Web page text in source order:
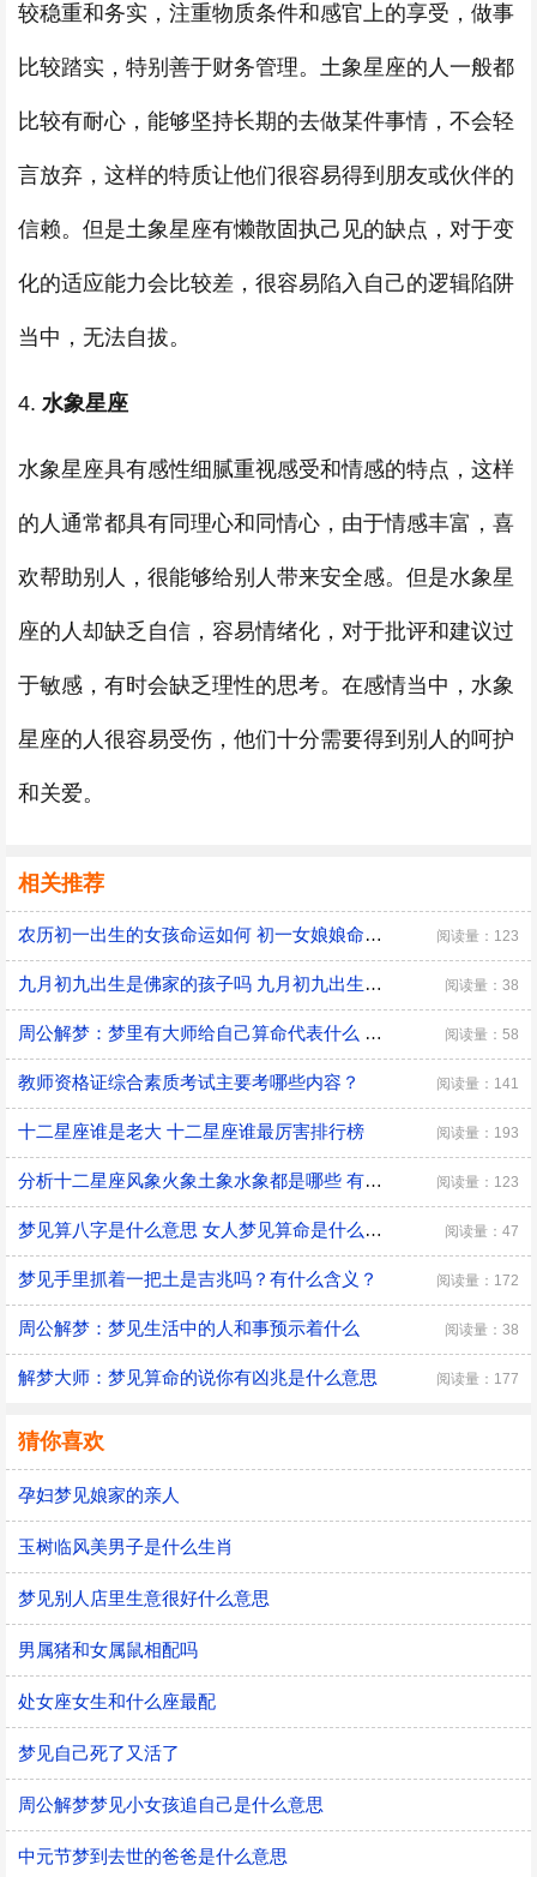
较稳重和务实，注重物质条件和感官上的享受，做事
比较踏实，特别善于财务管理。土象星座的人一般都
比较有耐心，能够坚持长期的去做某件事情，不会轻
言放弃，这样的特质让他们很容易得到朋友或伙伴的
信赖。但是土象星座有懒散固执己见的缺点，对于变
化的适应能力会比较差，很容易陷入自己的逻辑陷阱
当中，无法自拔。
4. 水象星座
水象星座具有感性细腻重视感受和情感的特点，这样
的人通常都具有同理心和同情心，由于情感丰富，喜
欢帮助别人，很能够给别人带来安全感。但是水象星
座的人却缺乏自信，容易情绪化，对于批评和建议过
于敏感，有时会缺乏理性的思考。在感情当中，水象
星座的人很容易受伤，他们十分需要得到别人的呵护
和关爱。
相关推荐
农历初一出生的女孩命运如何 初一女娘娘命什么意思 阅读量：123
九月初九出生是佛家的孩子吗 九月初九出生有什么说法 阅读量：38
周公解梦：梦里有大师给自己算命代表什么 是好兆头吗？ 阅读量：58
教师资格证综合素质考试主要考哪些内容？ 阅读量：141
十二星座谁是老大 十二星座谁最厉害排行榜 阅读量：193
分析十二星座风象火象土象水象都是哪些 有什么优缺点 阅读量：123
梦见算八字是什么意思 女人梦见算命是什么预兆 阅读量：47
梦见手里抓着一把土是吉兆吗？有什么含义？ 阅读量：172
周公解梦：梦见生活中的人和事预示着什么 阅读量：38
解梦大师：梦见算命的说你有凶兆是什么意思 阅读量：177
猜你喜欢
孕妇梦见娘家的亲人
玉树临风美男子是什么生肖
梦见别人店里生意很好什么意思
男属猪和女属鼠相配吗
处女座女生和什么座最配
梦见自己死了又活了
周公解梦梦见小女孩追自己是什么意思
中元节梦到去世的爸爸是什么意思